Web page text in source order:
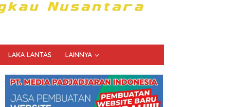
LAKA LANTAS LAINNYA